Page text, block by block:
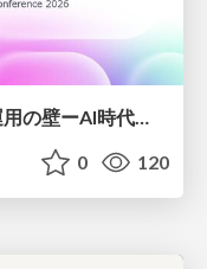
自動化したのに回らないテスト運用の壁ーAI時代の品質責任と生産性
0 120